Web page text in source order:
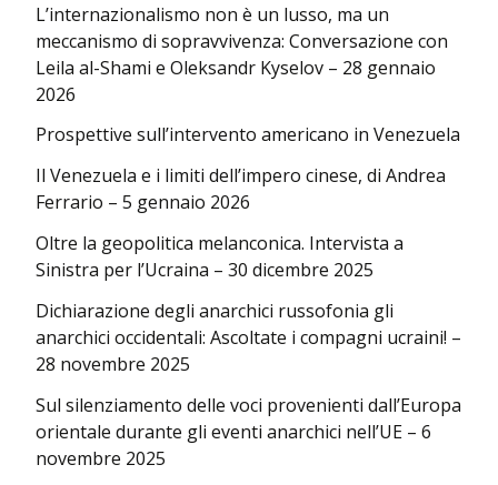
L’internazionalismo non è un lusso, ma un
meccanismo di sopravvivenza: Conversazione con
Leila al-Shami e Oleksandr Kyselov – 28 gennaio
2026
Prospettive sull’intervento americano in Venezuela
Il Venezuela e i limiti dell’impero cinese, di Andrea
Ferrario – 5 gennaio 2026
Oltre la geopolitica melanconica. Intervista a
Sinistra per l’Ucraina – 30 dicembre 2025
Dichiarazione degli anarchici russofonia gli
anarchici occidentali: Ascoltate i compagni ucraini! –
28 novembre 2025
Sul silenziamento delle voci provenienti dall’Europa
orientale durante gli eventi anarchici nell’UE – 6
novembre 2025